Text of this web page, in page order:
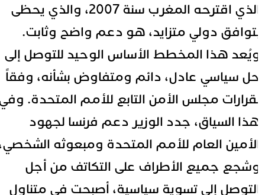
الذي اقترحه المغرب سنة 2007، والذي يحظى
دولي متزايد، هو دعم واضح وثابت.
هذا المخطط الأساس الوحيد للتوصل إلى
سياسي عادل، دائم ومتفاوض بشأنه، وفقاً
مجلس الأمن التابع للأمم المتحدة. وفي
السياق، جدد الوزير دعم فرنسا لجهود
العام للأمم المتحدة ومبعوثه الشخصي،
جميع الأطراف على التكاتف من أجل
إلى تسوية سياسية، أصبحت في متناول